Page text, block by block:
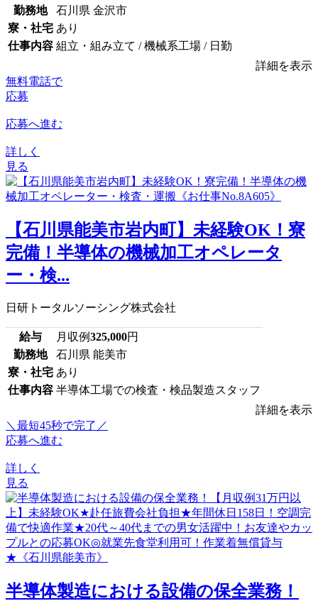
勤務地
石川県 金沢市
寮・社宅 あり
仕事内容 組立・組み立て / 機械系工場 / 日勤
詳細を表示
無料電話で
応募
応募へ進む
詳しく
見る
【石川県能美市岩内町】未経験OK！寮
完備！半導体の機械加工オペレータ
ー・検...
日研トータルソーシング株式会社
給与 月収例325,000円
勤務地
石川県 能美市
寮・社宅 あり
仕事内容 半導体工場での検査・検品製造スタッフ
詳細を表示
＼最短45秒で完了／
応募へ進む
詳しく
見る
半導体製造における設備の保全業務！